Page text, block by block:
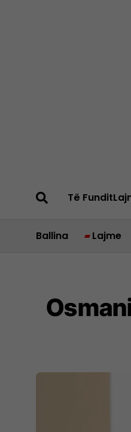
Të Fundit
Ballina Lajme